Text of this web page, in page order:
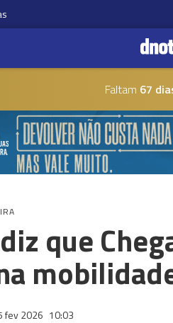
Faltam 67
que
fev 2026 10:03